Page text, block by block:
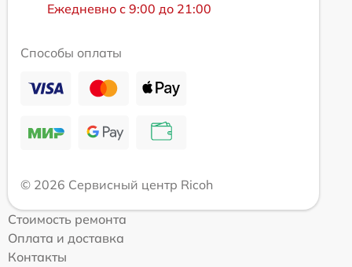
Ежедневно с 9:00 до 21:00
Способы оплаты
© 2026 Сервисный центр Ricoh
Стоимость ремонта
Оплата и доставка
Контакты